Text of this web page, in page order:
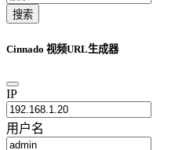
搜索
Cinnado 视频URL生成器
IP
用户名